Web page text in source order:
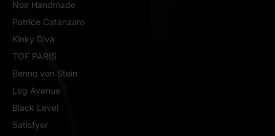
Noir Handmade
Patrice Catanzaro
Kinky Diva
TOF PARIS
Benno von Stein
Leg Avenue
Black Level
Satisfyer